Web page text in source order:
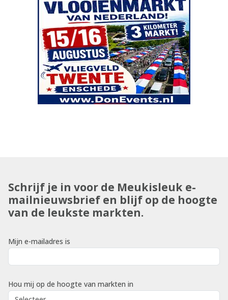
Schrijf je in voor de Meukisleuk e-
mailnieuwsbrief en blijf op de hoogte
van de leukste markten.
Mijn e-mailadres is
Hou mij op de hoogte van markten in